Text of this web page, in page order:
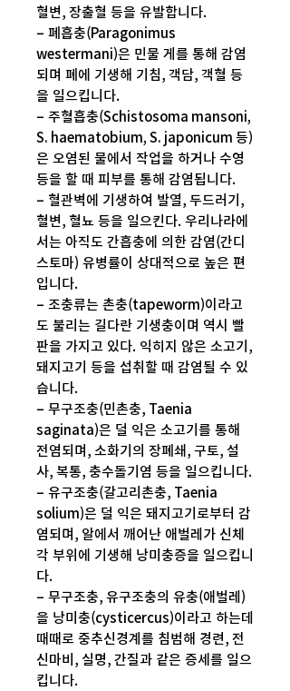
혈변, 장출혈 등을 유발합니다.
– 폐흡충(Paragonimus
westermani)은 민물 게를 통해 감염
되며 폐에 기생해 기침, 객담, 객혈 등
을 일으킵니다.
– 주혈흡충(Schistosoma mansoni,
S. haematobium, S. japonicum 등)
은 오염된 물에서 작업을 하거나 수영
등을 할 때 피부를 통해 감염됩니다.
– 혈관벽에 기생하여 발열, 두드러기,
혈변, 혈뇨 등을 일으킨다. 우리나라에
서는 아직도 간흡충에 의한 감염(간디
스토마) 유병률이 상대적으로 높은 편
입니다.
– 조충류는 촌충(tapeworm)이라고
도 불리는 길다란 기생충이며 역시 빨
판을 가지고 있다. 익히지 않은 소고기,
돼지고기 등을 섭취할 때 감염될 수 있
습니다.
– 무구조충(민촌충, Taenia
saginata)은 덜 익은 소고기를 통해
전염되며, 소화기의 장폐쇄, 구토, 설
사, 복통, 충수돌기염 등을 일으킵니다.
– 유구조충(갈고리촌충, Taenia
solium)은 덜 익은 돼지고기로부터 감
염되며, 알에서 깨어난 애벌레가 신체
각 부위에 기생해 낭미충증을 일으킵니
다.
– 무구조충, 유구조충의 유충(애벌레)
을 낭미충(cysticercus)이라고 하는데
때때로 중추신경계를 침범해 경련, 전
신마비, 실명, 간질과 같은 증세를 일으
킵니다.